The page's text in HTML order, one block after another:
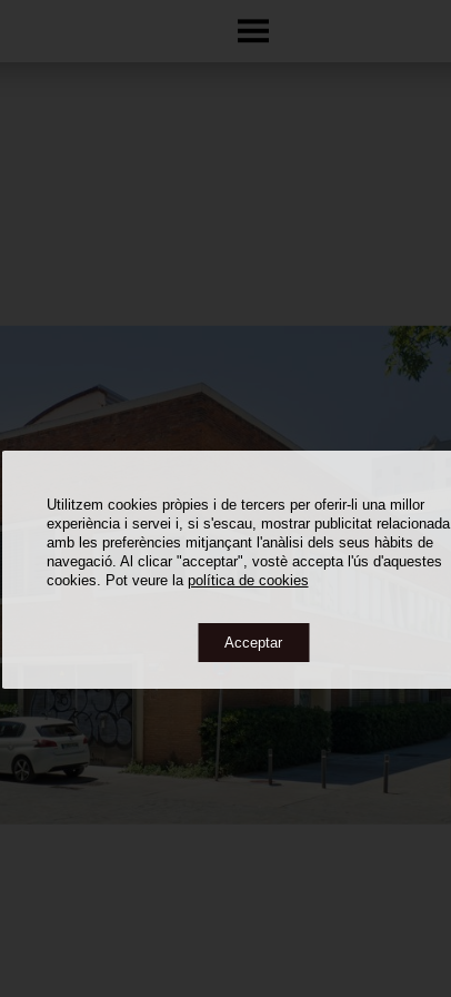
Utilitzem cookies pròpies i de tercers per oferir-li una millor
experiència i servei i, si s'escau, mostrar publicitat relacionada
amb les preferències mitjançant l'anàlisi dels seus hàbits de
navegació. Al clicar "acceptar", vostè accepta l'ús d'aquestes
cookies. Pot veure la política de cookies
Acceptar